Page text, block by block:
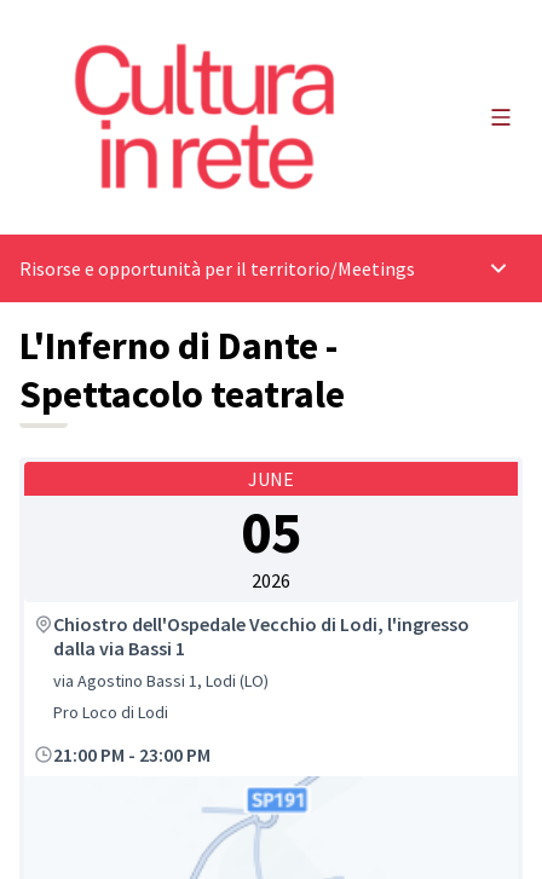
Main
Risorse e opportunità per il territorio/Meetings Main
L'Inferno di Dante -
Spettacolo teatrale
JUNE
05
2026
Chiostro dell'Ospedale Vecchio di Lodi, l'ingresso
dalla via Bassi 1
via Agostino Bassi 1, Lodi (LO)
Pro Loco di Lodi
21:00 PM - 23:00 PM